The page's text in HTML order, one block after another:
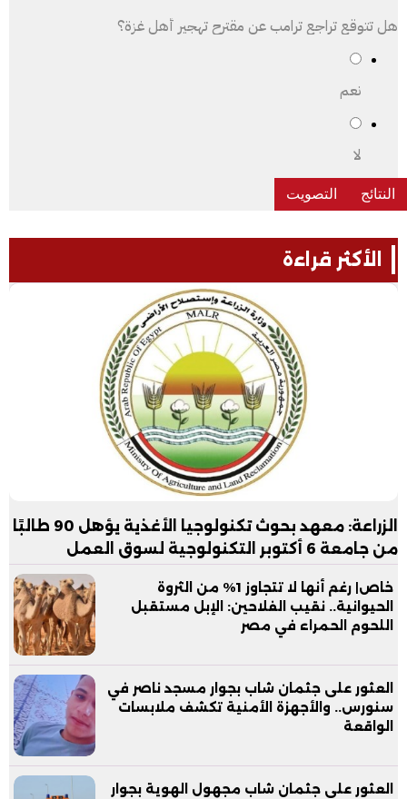
هل تتوقع تراجع ترامب عن مقترح تهجير أهل غزة؟
نعم
لا
الأكثر قراءة
الزراعة: معهد بحوث تكنولوجيا الأغذية يؤهل 90 طالبًا
من جامعة 6 أكتوبر التكنولوجية لسوق العمل
خاص| رغم أنها لا تتجاوز 1% من الثروة
الحيوانية.. نقيب الفلاحين: الإبل مستقبل
اللحوم الحمراء في مصر
العثور على جثمان شاب بجوار مسجد ناصر في
سنورس.. والأجهزة الأمنية تكشف ملابسات
الواقعة
العثور على جثمان شاب مجهول الهوية بجوار